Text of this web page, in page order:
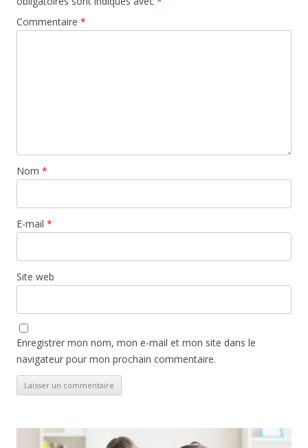
Commentaire *
Nom *
E-mail *
Site web
Enregistrer mon nom, mon e-mail et mon site dans le
navigateur pour mon prochain commentaire.